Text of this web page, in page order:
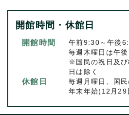
開館時間・休館日
開館時間
午前9:30～午後
毎週木曜日は午
※国民の祝日及
日は除く
休館日
毎週月曜日、国
年末年始(12月29